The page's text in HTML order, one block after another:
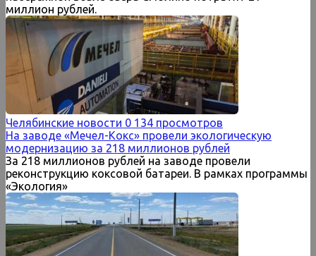
миллион рублей.
Челябинские новости 0 134 просмотров
На заводе «Мечел-Кокс» провели экологическую
модернизацию за 218 миллионов рублей
За 218 миллионов рублей на заводе провели
реконструкцию коксовой батареи. В рамках программы
«Экология»